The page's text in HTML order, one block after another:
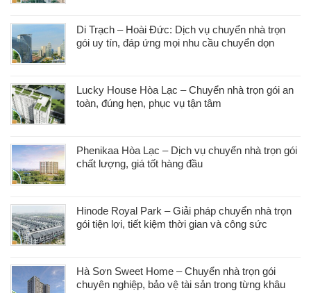
Di Trạch – Hoài Đức: Dịch vụ chuyển nhà trọn
gói uy tín, đáp ứng mọi nhu cầu chuyển dọn
Lucky House Hòa Lạc – Chuyển nhà trọn gói an
toàn, đúng hẹn, phục vụ tận tâm
Phenikaa Hòa Lạc – Dịch vụ chuyển nhà trọn gói
chất lượng, giá tốt hàng đầu
Hinode Royal Park – Giải pháp chuyển nhà trọn
gói tiện lợi, tiết kiệm thời gian và công sức
Hà Sơn Sweet Home – Chuyển nhà trọn gói
chuyên nghiệp, bảo vệ tài sản trong từng khâu